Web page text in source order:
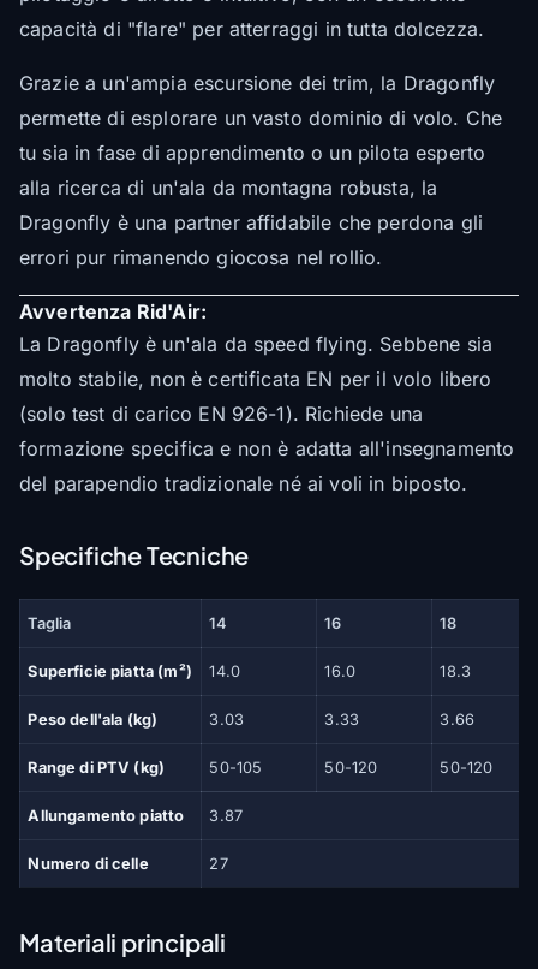
capacità di "flare" per atterraggi in tutta dolcezza.
Grazie a un'ampia escursione dei trim, la Dragonfly
permette di esplorare un vasto dominio di volo. Che
tu sia in fase di apprendimento o un pilota esperto
alla ricerca di un'ala da montagna robusta, la
Dragonfly è una partner affidabile che perdona gli
errori pur rimanendo giocosa nel rollio.
Avvertenza Rid'Air:
La Dragonfly è un'ala da speed flying. Sebbene sia
molto stabile, non è certificata EN per il volo libero
(solo test di carico EN 926-1). Richiede una
formazione specifica e non è adatta all'insegnamento
del parapendio tradizionale né ai voli in biposto.
Specifiche Tecniche
Taglia 14 16 18
Superficie piatta (m²) 14.0 16.0 18.3
Peso dell'ala (kg) 3.03 3.33 3.66
Range di PTV (kg) 50-105 50-120 50-120
Allungamento piatto 3.87
Numero di celle 27
Materiali principali